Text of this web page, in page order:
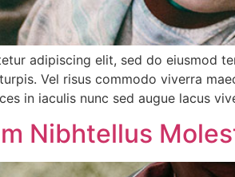
adipiscing elit, sed do eiusmod
Vel risus commodo viverra
in iaculis nunc sed augue lacus
Nibhtellus